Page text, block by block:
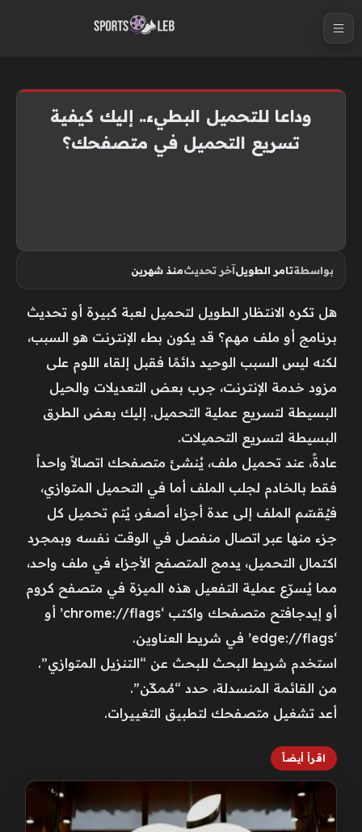
وداعا للتحميل البطيء.. إليك كيفية
تسريع التحميل في متصفحك؟
بواسطةتامر الطويلآخر تحديثمنذ شهرين
هل تكره الانتظار الطويل لتحميل لعبة كبيرة أو تحديث
برنامج أو ملف مهم؟ قد يكون بطء الإنترنت هو السبب،
لكنه ليس السبب الوحيد دائمًا فقبل إلقاء اللوم على
مزود خدمة الإنترنت، جرب بعض التعديلات والحيل
البسيطة لتسريع عملية التحميل. إليك بعض الطرق
البسيطة لتسريع التحميلات.
عادةً، عند تحميل ملف، يُنشئ متصفحك اتصالاً واحداً
فقط بالخادم لجلب الملف أما في التحميل المتوازي،
فيُقسّم الملف إلى عدة أجزاء أصغر، يُتم تحميل كل
جزء منها عبر اتصال منفصل في الوقت نفسه وبمجرد
اكتمال التحميل، يدمج المتصفح الأجزاء في ملف واحد،
مما يُسرّع عملية التفعيل هذه الميزة في متصفح كروم
أو إيدجافتح متصفحك واكتب ‘chrome://flags’ أو
‘edge://flags’ في شريط العناوين.
استخدم شريط البحث للبحث عن “التنزيل المتوازي”.
من القائمة المنسدلة، حدد “مُمكّن”.
أعد تشغيل متصفحك لتطبيق التغييرات.
اقرأ أيضاً